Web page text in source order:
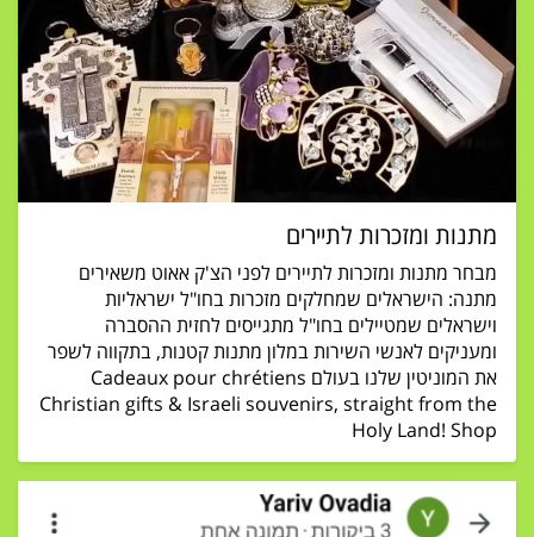
מתנות ומזכרות לתיירים
מבחר מתנות ומזכרות לתיירים לפני הצ'ק אאוט משאירים
מתנה: הישראלים שמחלקים מזכרות בחו"ל ישראליות
וישראלים שמטיילים בחו"ל מתגייסים לחזית ההסברה
ומעניקים לאנשי השירות במלון מתנות קטנות, בתקווה לשפר
את המוניטין שלנו בעולם Cadeaux pour chrétiens
Christian gifts & Israeli souvenirs, straight from the
Holy Land! Shop